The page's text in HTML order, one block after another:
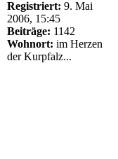
Registriert: 9. Mai
2006, 15:45
Beiträge: 1142
Wohnort: im Herzen
der Kurpfalz...